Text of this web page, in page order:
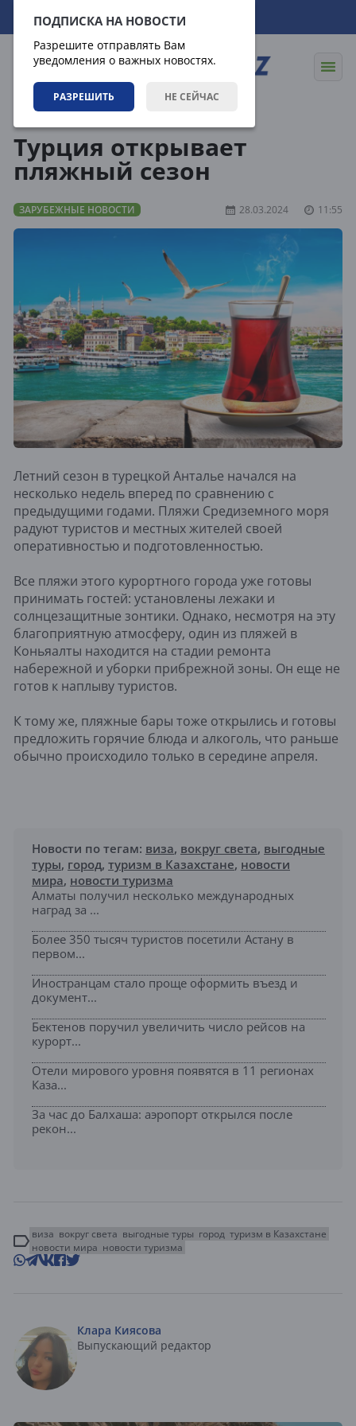
ПОДПИСКА НА НОВОСТИ
Разрешите отправлять Вам
уведомления о важных новостях.
РАЗРЕШИТЬ НЕ СЕЙЧАС
08.08.2026 19:53:03
Турция открывает
пляжный сезон
ЗАРУБЕЖНЫЕ НОВОСТИ 28.03.2024 11:55
Летний сезон в турецкой Анталье начался на
несколько недель вперед по сравнению с
предыдущими годами. Пляжи Средиземного моря
радуют туристов и местных жителей своей
оперативностью и подготовленностью.
Все пляжи этого курортного города уже готовы
принимать гостей: установлены лежаки и
солнцезащитные зонтики. Однако, несмотря на эту
благоприятную атмосферу, один из пляжей в
Коньяалты находится на стадии ремонта
набережной и уборки прибрежной зоны. Он еще не
готов к наплыву туристов.
К тому же, пляжные бары тоже открылись и готовы
предложить горячие блюда и алкоголь, что раньше
обычно происходило только в середине апреля.
Новости по тегам: виза, вокруг света, выгодные
туры, город, туризм в Казахстане, новости
мира, новости туризма
Алматы получил несколько международных
наград за ...
Более 350 тысяч туристов посетили Астану в
первом...
Иностранцам стало проще оформить въезд и
документ...
Бектенов поручил увеличить число рейсов на
курорт...
Отели мирового уровня появятся в 11 регионах
Каза...
За час до Балхаша: аэропорт открылся после
рекон...
виза вокруг света выгодные туры город туризм в Казахстане
новости мира новости туризма
Клара Киясова
Выпускающий редактор